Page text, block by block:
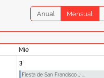
Anual Mensual
Mié
3
Fiesta de San Francisco J ...